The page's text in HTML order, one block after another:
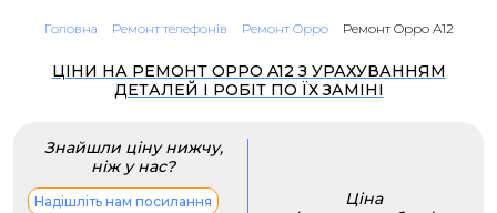
Головна Ремонт телефонів Ремонт Oppo Ремонт Oppo A12
ЦІНИ НА РЕМОНТ OPPO A12 З УРАХУВАННЯМ
ДЕТАЛЕЙ І РОБІТ ПО ЇХ ЗАМІНІ
Знайшли ціну нижчу,
ніж у нас?
Надішліть нам посилання
Ціна